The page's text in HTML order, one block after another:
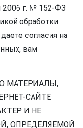
2006 г. № 152-ФЗ
обработки
согласия на
вам
МАТЕРИАЛЫ,
САЙТЕ
И НЕ
ОПРЕДЕЛЯЕМОЙ